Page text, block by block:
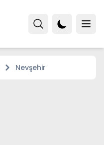
Nevşehir